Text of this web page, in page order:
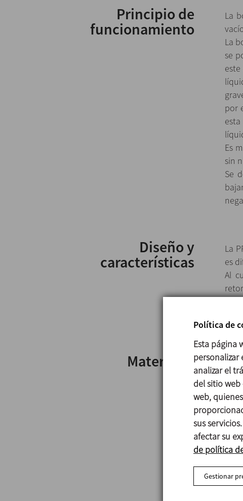
Principio de
funcionamiento
La
La
se
por
Es
sin
Se
Diseño y
características
La
es
Al
Materiales
Política de
Esta página
personalizar
analizar el
del sitio
web,
sus
afectar su
de política
Gestionar